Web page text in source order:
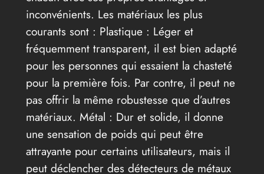
inconvénients. Les matériaux les plus
courants sont : Plastique : Léger et
fréquemment transparent, il est bien adapté
pour les personnes qui essaient la chasteté
pour la première fois. Par contre, il peut ne
pas offrir la même robustesse que d’autres
matériaux. Métal : Dur et solide, il donne
une sensation de poids qui peut être
attrayante pour certains utilisateurs, mais il
peut déclencher des détecteurs de métaux